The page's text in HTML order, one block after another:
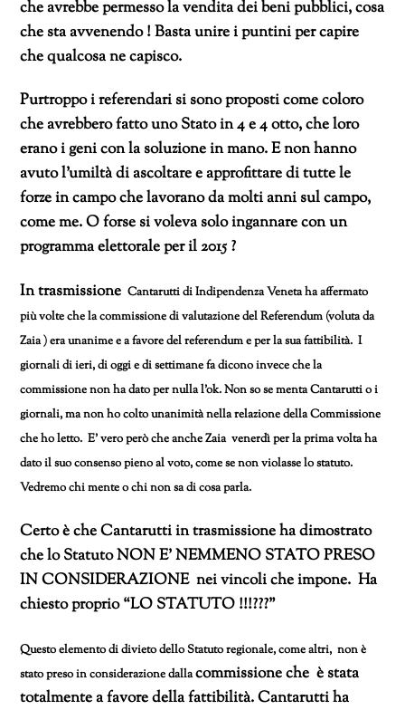
che avrebbe permesso la vendita dei beni pubblici, cosa
che sta avvenendo ! Basta unire i puntini per capire
che qualcosa ne capisco.
Purtroppo i referendari si sono proposti come coloro
che avrebbero fatto uno Stato in 4 e 4 otto, che loro
erano i geni con la soluzione in mano. E non hanno
avuto l’umiltà di ascoltare e approfittare di tutte le
forze in campo che lavorano da molti anni sul campo,
come me. O forse si voleva solo ingannare con un
programma elettorale per il 2015 ?
In trasmissione Cantarutti di Indipendenza Veneta ha affermato
più volte che la commissione di valutazione del Referendum (voluta da
Zaia ) era unanime e a favore del referendum e per la sua fattibilità.I
giornali di ieri, di oggi e di settimane fa dicono invece che la
commissione non ha dato per nulla l’ok. Non so se menta Cantarutti o i
giornali, ma non ho colto unanimità nella relazione della Commissione
che ho letto. E’ vero però che anche Zaia venerdì per la prima volta ha
dato il suo consenso pieno al voto, come se non violasse lo statuto.
Vedremo chi mente o chi non sa di cosa parla.
Certo è che Cantarutti in trasmissione ha dimostrato
che lo Statuto NON E’ NEMMENO STATO PRESO
IN CONSIDERAZIONE nei vincoli che impone. Ha
chiesto proprio “LO STATUTO !!!???”
Questo elemento di divieto dello Statuto regionale, come altri, non è
stato preso in considerazione dallacommissione che è stata
totalmente a favore della fattibilità. Cantarutti ha